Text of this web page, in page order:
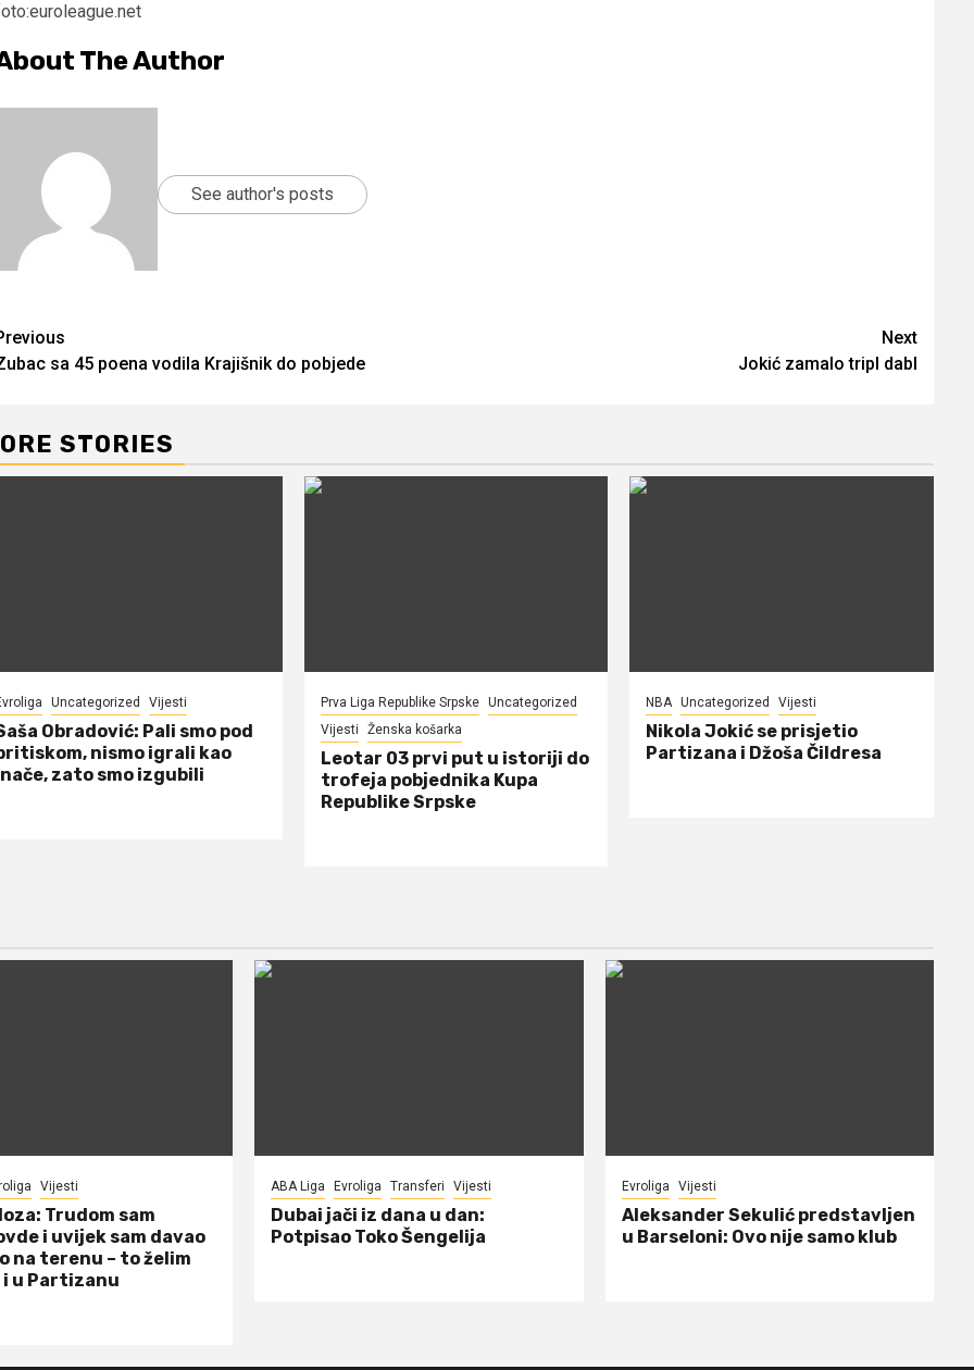
The Author
See author's posts
sa 45 poena vodila Krajišnik do pobjede
Next
Jokić zamalo tripl dabl
STORIES
Uncategorized Vijesti
Obradović: Pali smo pod
nismo igrali kao
zato smo izgubili
Prva Liga Republike Srpske Uncategorized
Vijesti
Ženska košarka
Leotar 03 prvi put u istoriji do
trofeja pobjednika Kupa
Republike Srpske
NBA Uncategorized Vijesti
Nikola Jokić se prisjetio
Partizana i Džoša Čildresa
Vijesti
Trudom sam
i uvijek sam davao
na terenu – to želim
u Partizanu
ABA Liga Evroliga Transferi Vijesti
Dubai jači iz dana u dan:
Potpisao Toko Šengelija
Evroliga Vijesti
Aleksander Sekulić predstavljen
u Barseloni: Ovo nije samo klub